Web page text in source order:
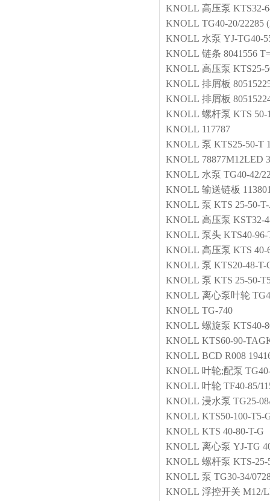
KNOLL 高压泵 KTS32-
KNOLL TG40-20/22285
KNOLL 水泵 YJ-TG40-
KNOLL 链条 8041556
KNOLL 高压泵 KTS25-
KNOLL 排屑板
KNOLL 排屑板
KNOLL 螺杆泵 KTS 50-
KNOLL 117787
KNOLL 泵 KTS25-50-T
KNOLL 78877M12LED
KNOLL 水泵 TG40-42/
KNOLL 输送链板
KNOLL 泵 KTS 25-50-
KNOLL 高压泵 KST32-
KNOLL 泵头 KTS40-96-
KNOLL 高压泵 KTS 40-
KNOLL 泵 KTS20-48-T-
KNOLL 泵 KTS 25-50-
KNOLL 离心泵叶轮
KNOLL TG-740
KNOLL 螺旋泵 KTS40-
KNOLL KTS60-90-
KNOLL BCD R008
KNOLL 叶轮;配泵
KNOLL 叶轮 TF40-85/
KNOLL 浸水泵 TG25-
KNOLL KTS50-100-T5-
KNOLL KTS 40-80-T-G
KNOLL 离心泵 YJ-TG
KNOLL 螺杆泵 KTS-25-
KNOLL 泵 TG30-34/
KNOLL 浮控开关 M12/